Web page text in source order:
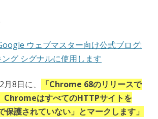
ウェブマスター向け公式ブログ:
グ シグナルに使用します
8日に、
「Chrome 68のリリースで
ChromeはすべてのHTTPサイトを
保護されていない」とマークします」